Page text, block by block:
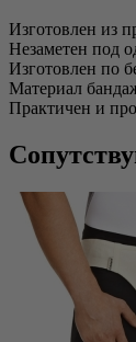
Изготовлен из
Незаметен под
Изготовлен по
Материал
Практичен и